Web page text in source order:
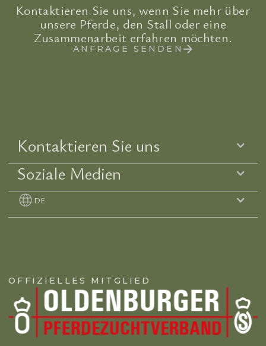
Kontaktieren Sie uns
Soziale Medien
DE
OFFIZIELLES MITGLIED
Kontaktieren Sie uns, wenn Sie mehr über
unsere Pferde, den Stall oder eine
Zusammenarbeit erfahren möchten.
ANFRAGE SENDEN